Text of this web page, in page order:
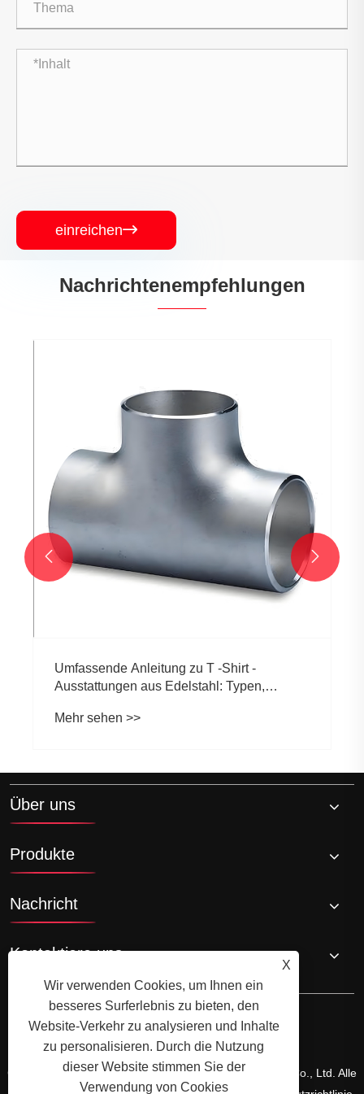
einreichen
Nachrichtenempfehlungen
Umfassende Anleitung zu T -Shirt -
Ausstattungen aus Edelstahl: Typen,
Mehr sehen >>
 
Über uns
Produkte
Nachricht
Kontaktiere uns
Copyright © 2024 Zhejiang Shuangneng Steel Industry Co., Ltd. Alle
X
Wir verwenden Cookies, um Ihnen ein
besseres Surferlebnis zu bieten, den
Website-Verkehr zu analysieren und Inhalte
zu personalisieren. Durch die Nutzung
dieser Website stimmen Sie der
Verwendung von Cookies